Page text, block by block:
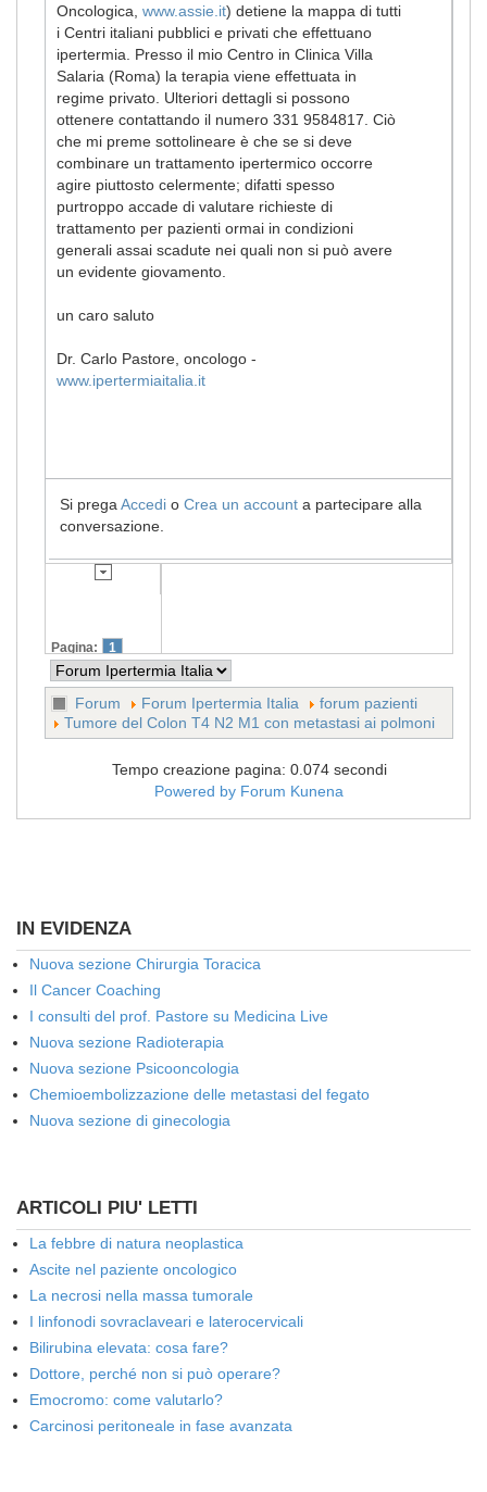
Oncologica, www.assie.it) detiene la mappa di tutti
i Centri italiani pubblici e privati che effettuano
ipertermia. Presso il mio Centro in Clinica Villa
Salaria (Roma) la terapia viene effettuata in
regime privato. Ulteriori dettagli si possono
ottenere contattando il numero 331 9584817. Ciò
che mi preme sottolineare è che se si deve
combinare un trattamento ipertermico occorre
agire piuttosto celermente; difatti spesso
purtroppo accade di valutare richieste di
trattamento per pazienti ormai in condizioni
generali assai scadute nei quali non si può avere
un evidente giovamento.
un caro saluto
Dr. Carlo Pastore, oncologo -
www.ipertermiaitalia.it
Si prega Accedi o Crea un account a partecipare alla
conversazione.
Pagina: 1
Forum Forum Ipertermia Italia
forum pazienti
Tumore del Colon T4 N2 M1 con metastasi ai polmoni
Tempo creazione pagina: 0.074 secondi
Powered by Forum Kunena
IN EVIDENZA
Nuova sezione Chirurgia Toracica
Il Cancer Coaching
I consulti del prof. Pastore su Medicina Live
Nuova sezione Radioterapia
Nuova sezione Psicooncologia
Chemioembolizzazione delle metastasi del fegato
Nuova sezione di ginecologia
ARTICOLI PIU' LETTI
La febbre di natura neoplastica
Ascite nel paziente oncologico
La necrosi nella massa tumorale
I linfonodi sovraclaveari e laterocervicali
Bilirubina elevata: cosa fare?
Dottore, perché non si può operare?
Emocromo: come valutarlo?
Carcinosi peritoneale in fase avanzata